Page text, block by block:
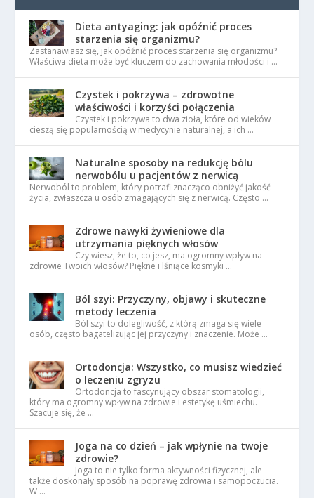
Dieta antyaging: jak opóźnić proces
starzenia się organizmu?
Zastanawiasz się, jak opóźnić proces starzenia się organizmu?
Właściwa dieta może być kluczem do zachowania młodości i …
Czystek i pokrzywa – zdrowotne
właściwości i korzyści połączenia
Czystek i pokrzywa to dwa zioła, które od wieków
cieszą się popularnością w medycynie naturalnej, a ich …
Naturalne sposoby na redukcję bólu
nerwobólu u pacjentów z nerwicą
Nerwoból to problem, który potrafi znacząco obniżyć jakość
życia, zwłaszcza u osób zmagających się z nerwicą. Często …
Zdrowe nawyki żywieniowe dla
utrzymania pięknych włosów
Czy wiesz, że to, co jesz, ma ogromny wpływ na
zdrowie Twoich włosów? Piękne i lśniące kosmyki …
Ból szyi: Przyczyny, objawy i skuteczne
metody leczenia
Ból szyi to dolegliwość, z którą zmaga się wiele
osób, często bagatelizując jej przyczyny i znaczenie. Może …
Ortodoncja: Wszystko, co musisz wiedzieć
o leczeniu zgryzu
Ortodoncja to fascynujący obszar stomatologii,
który ma ogromny wpływ na zdrowie i estetykę uśmiechu.
Szacuje się, że …
Joga na co dzień – jak wpłynie na twoje
zdrowie?
Joga to nie tylko forma aktywności fizycznej, ale
także doskonały sposób na poprawę zdrowia i samopoczucia.
W …